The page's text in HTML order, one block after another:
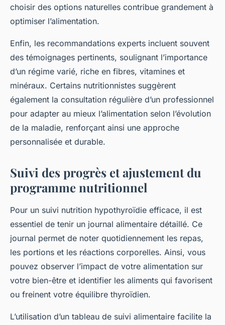
choisir des options naturelles contribue grandement à
optimiser l’alimentation.
Enfin, les recommandations experts incluent souvent
des témoignages pertinents, soulignant l’importance
d’un régime varié, riche en fibres, vitamines et
minéraux. Certains nutritionnistes suggèrent
également la consultation régulière d’un professionnel
pour adapter au mieux l’alimentation selon l’évolution
de la maladie, renforçant ainsi une approche
personnalisée et durable.
Suivi des progrès et ajustement du
programme nutritionnel
Pour un suivi nutrition hypothyroïdie efficace, il est
essentiel de tenir un journal alimentaire détaillé. Ce
journal permet de noter quotidiennement les repas,
les portions et les réactions corporelles. Ainsi, vous
pouvez observer l’impact de votre alimentation sur
votre bien-être et identifier les aliments qui favorisent
ou freinent votre équilibre thyroïdien.
L’utilisation d’un tableau de suivi alimentaire facilite la